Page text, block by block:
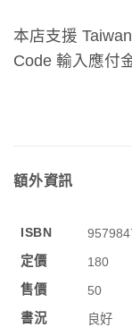
本店支援
Code 輸入應付
額外資訊
ISBN
定價
180
售價
50
書況
良好